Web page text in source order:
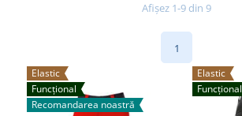
Afișez 1-9 din 9
1
Elastic
Funcțional
Recomandarea noastră
Elastic
Funcțional